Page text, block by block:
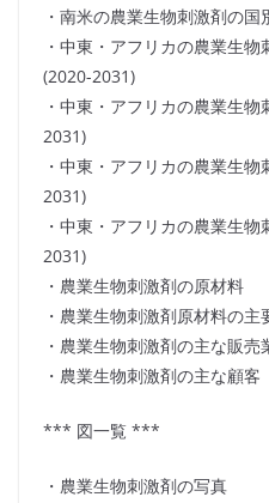
・南米の農業生物刺激剤の
・中東・アフリカの農業生
(2020-2031)
・中東・アフリカの農業生
2031)
・中東・アフリカの農業生
2031)
・中東・アフリカの農業生
2031)
・農業生物刺激剤の原材料
・農業生物刺激剤原材料の主
・農業生物刺激剤の主な販売
・農業生物刺激剤の主な顧客
*** 図一覧 ***
・農業生物刺激剤の写真